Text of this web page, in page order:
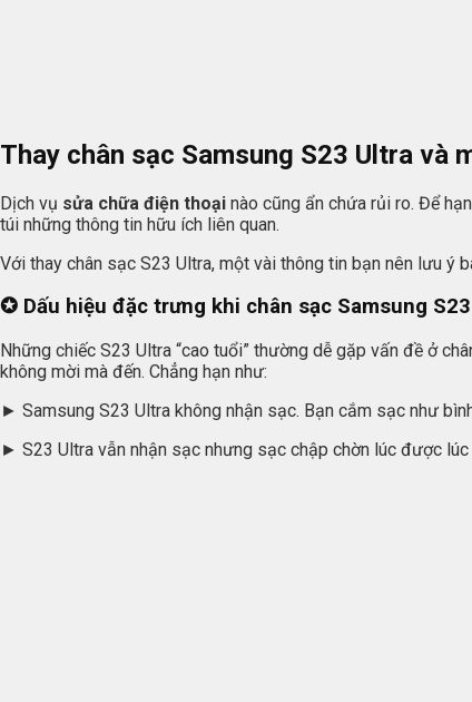
Thay chân sạc Samsung S23 Ultra và
Dịch vụ sửa chữa điện thoại nào cũng ẩn chứa rủi ro. Để
túi những thông tin hữu ích liên quan.
Với thay chân sạc S23 Ultra, một vài thông tin bạn nên lưu ý
✪ Dấu hiệu đặc trưng khi chân sạc Samsung
Những chiếc S23 Ultra “cao tuổi” thường dễ gặp vấn đề ở
không mời mà đến. Chẳng hạn như:
► Samsung S23 Ultra không nhận sạc. Bạn cắm sạc như
► S23 Ultra vẫn nhận sạc nhưng sạc chập chờn lúc được